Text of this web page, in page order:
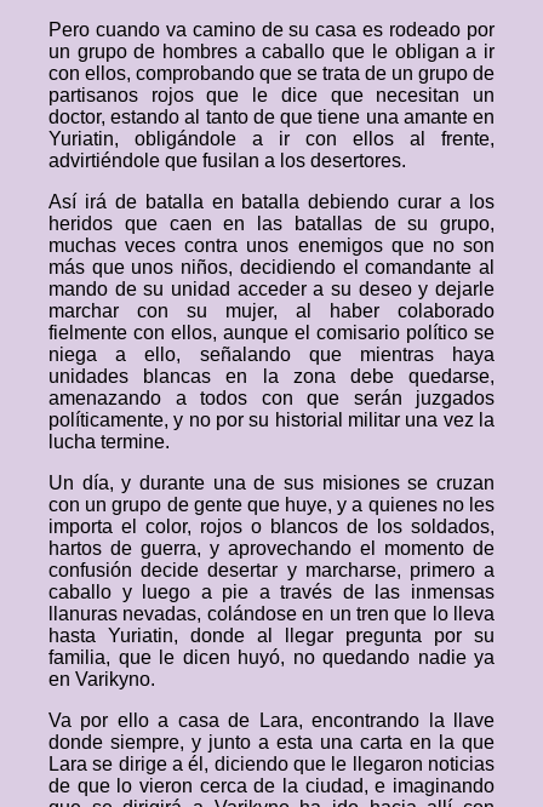
Pero cuando va camino de su casa es rodeado por
un grupo de hombres a caballo que le obligan a ir
con ellos, comprobando que se trata de un grupo de
partisanos rojos que le dice que necesitan un
doctor, estando al tanto de que tiene una amante en
Yuriatin, obligándole a ir con ellos al frente,
advirtiéndole que fusilan a los desertores.
Así irá de batalla en batalla debiendo curar a los
heridos que caen en las batallas de su grupo,
muchas veces contra unos enemigos que no son
más que unos niños, decidiendo el comandante al
mando de su unidad acceder a su deseo y dejarle
marchar con su mujer, al haber colaborado
fielmente con ellos, aunque el comisario político se
niega a ello, señalando que mientras haya
unidades blancas en la zona debe quedarse,
amenazando a todos con que serán juzgados
políticamente, y no por su historial militar una vez la
lucha termine.
Un día, y durante una de sus misiones se cruzan
con un grupo de gente que huye, y a quienes no les
importa el color, rojos o blancos de los soldados,
hartos de guerra, y aprovechando el momento de
confusión decide desertar y marcharse, primero a
caballo y luego a pie a través de las inmensas
llanuras nevadas, colándose en un tren que lo lleva
hasta Yuriatin, donde al llegar pregunta por su
familia, que le dicen huyó, no quedando nadie ya
en Varikyno.
Va por ello a casa de Lara, encontrando la llave
donde siempre, y junto a esta una carta en la que
Lara se dirige a él, diciendo que le llegaron noticias
de que lo vieron cerca de la ciudad, e imaginando